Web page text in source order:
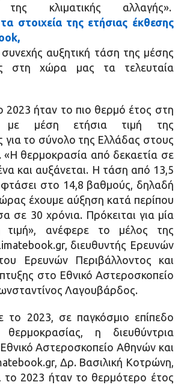
κλιματικής αλλαγής».
στοιχεία της ετήσιας έκθεσης
συνεχής αυξητική τάση της μέσης
στη χώρα μας τα τελευταία
2023 ήταν το πιο θερμό έτος στη
μέση ετήσια τιμή της
για το σύνολο της Ελλάδας στους
«Η θερμοκρασία από δεκαετία σε
και αυξάνεται. Η τάση από 13,5
φτάσει στο 14,8 βαθμούς, δηλαδή
έχουμε αύξηση κατά περίπου
σε 30 χρόνια. Πρόκειται για μία
τιμή», ανέφερε το μέλος της
διευθυντής Ερευνών
Ερευνών Περιβάλλοντος και
στο Εθνικό Αστεροσκοπείο
Λαγουβάρδος.
το 2023, σε παγκόσμιο επίπεδο
η διευθύντρια
Αστεροσκοπείο Αθηνών και
Δρ. Βασιλική Κοτρώνη,
το 2023 ήταν το θερμότερο έτος